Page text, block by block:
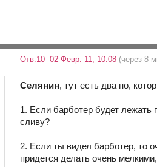
Отв.10 02 Февр. 11, 10:08 (через 8
Селянин, тут есть два но,
1. Если барботер будет лежать
сливу?
2. Если ты видел барботер, то
придется делать очень